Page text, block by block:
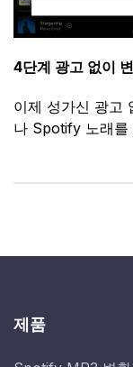
4단계 광고 없이
이제 성가신 광고
나 Spotify 노래를
제품